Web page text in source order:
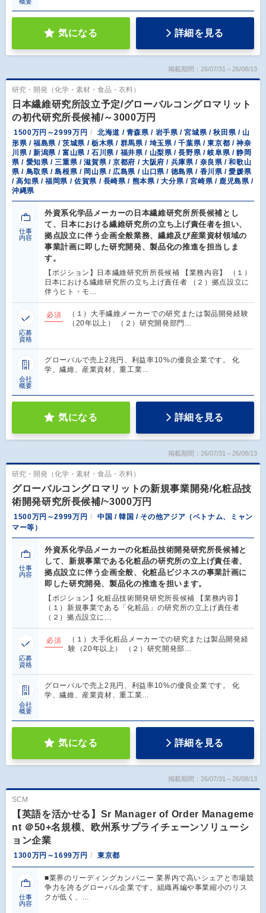
気になる 詳細を見る
掲載期間：26/07/31～26/08/13
研究・開発（化学・素材・食品・衣料）
日本繊維研究所設立予定/グローバルコングロマリット
の初代研究所長候補/～3000万円
1500万円～2999万円
北海道 / 青森県 / 岩手県 / 宮城県 / 秋田県 / 山
形県 / 福島県 / 茨城県 / 栃木県 / 群馬県 / 埼玉県 / 千葉県 / 東京都 / 神奈
川県 / 新潟県 / 富山県 / 石川県 / 福井県 / 山梨県 / 長野県 / 岐阜県 / 静岡
県 / 愛知県 / 三重県 / 滋賀県 / 京都府 / 大阪府 / 兵庫県 / 奈良県 / 和歌山
県 / 鳥取県 / 島根県 / 岡山県 / 広島県 / 山口県 / 徳島県 / 香川県 / 愛媛県
/ 高知県 / 福岡県 / 佐賀県 / 長崎県 / 熊本県 / 大分県 / 宮崎県 / 鹿児島県 /
沖縄県
仕事
内容
外資系化学品メーカーの日本繊維研究所所長候補とし
て、日本における繊維研究所の立ち上げ責任者を担い、
拠点設立に伴う企画全般業務、繊維及び産業資材領域の
事業計画に即した研究開発、製品化の推進を担当しま
す。
【ポジション】日本繊維研究所所長候補 【業務内容】 （１）
日本における繊維研究所の立ち上げ責任者 （２）拠点設立に
伴うヒト・モ…
応募
資格
必須
（１）大手繊維メーカーでの研究または製品開発経験
（20年以上） （２）研究開発部門…
会社
概要
グローバルで売上2兆円、利益率10%の優良企業です。 化
学、繊維、産業資材、重工業…
気になる 詳細を見る
掲載期間：26/07/31～26/08/13
研究・開発（化学・素材・食品・衣料）
グローバルコングロマリットの新規事業開発/化粧品技
術開発研究所長候補/~3000万円
1500万円～2999万円
中国 / 韓国 / その他アジア（ベトナム、ミャン
マー等）
仕事
内容
外資系化学品メーカーの化粧品技術開発研究所長候補と
して、新規事業である化粧品の研究所の立上げ責任者、
拠点設立に伴う企画全般、化粧品ビジネスの事業計画に
即した研究開発、製品化の推進を担います。
【ポジション】化粧品技術開発研究所長候補 【業務内容】
（１）新規事業である「化粧品」の研究所の立上げ責任者
（２）拠点設立に…
応募
資格
必須
（１）大手化粧品メーカーでの研究または製品開発経
験（20年以上） （２）研究開発部…
会社
概要
グローバルで売上2兆円、利益率10%の優良企業です。 化
学、繊維、産業資材、重工業…
気になる 詳細を見る
掲載期間：26/07/31～26/08/13
SCM
【英語を活かせる】Sr Manager of Order Manageme
nt ＠50+名規模、欧州系サプライチェーンソリューシ
ョン企業
1300万円～1699万円 東京都
仕事
内容
■業界のリーディングカンパニー 業界内で高いシェアと市場競
争力を誇るグローバル企業です。組織再編や事業縮小のリス
クが低く、…